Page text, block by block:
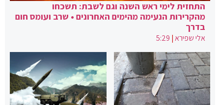
התחזית לימי ראש השנה וגם לשבת: תשכחו
מהקרירות הנעימה מהימים האחרונים • שרב ועומס חום
בדרך
אלי שפירא|
5:29